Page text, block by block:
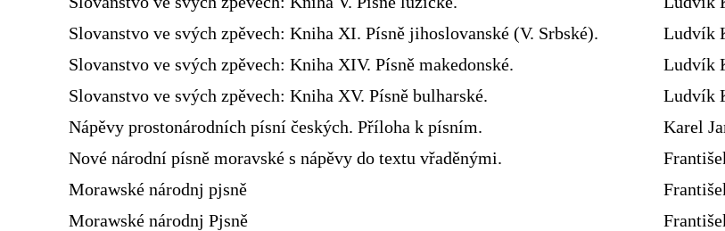
Slovanstvo ve svých zpěvech: Kniha XI. Písně jihoslovanské (V. Srbské).
Ludvík
Slovanstvo ve svých zpěvech: Kniha XIV. Písně makedonské.
Ludvík
Slovanstvo ve svých zpěvech: Kniha XV. Písně bulharské.
Ludvík
Nápěvy prostonárodních písní českých. Příloha k písním.
Karel
Nové národní písně moravské s nápěvy do textu vřaděnými.
Morawské národnj pjsně
Morawské národnj Pjsně